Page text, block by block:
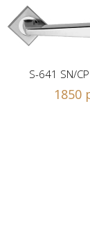
S-641 SN/
1850